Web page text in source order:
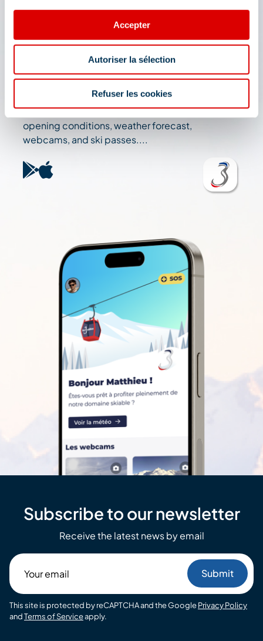
Accepter
Autoriser la sélection
Refuser les cookies
The 3 Vallées app: your
travel assistant
resort: map, events, activities, restaurants,
shuttles, and car park....
Plan your day in the heart of the 3 Vallées ski area:
opening conditions, weather forecast,
webcams, and ski passes....
Subscribe to our newsletter
Receive the latest news by email
email
This site is protected by reCAPTCHA and the GooglePrivacy Policy
andTerms of Serviceapply.